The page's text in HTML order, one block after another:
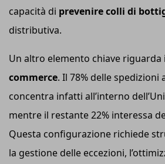
capacità di prevenire colli di
distributiva.
Un altro elemento chiave riguarda
commerce. Il 78% delle spedizioni
concentra infatti all’interno
mentre il restante 22% interessa
Questa configurazione richiede
la gestione delle eccezioni,